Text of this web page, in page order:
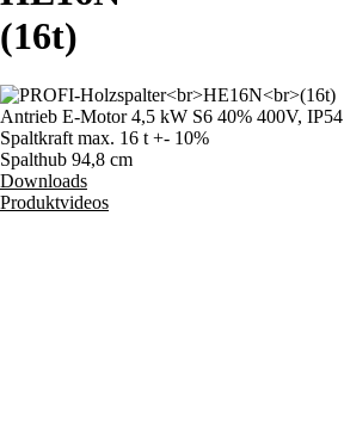
(16t)
Antrieb E-Motor 4,5 kW S6 40% 400V, IP54
Spaltkraft max. 16 t +- 10%
Spalthub 94,8 cm
Downloads
Produktvideos